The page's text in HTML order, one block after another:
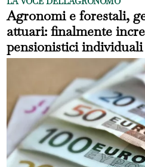
Agronomi e forestali,
attuari: finalmente
pensionistici individuali